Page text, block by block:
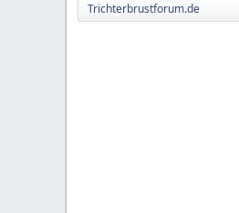
Trichterbrustforum.de